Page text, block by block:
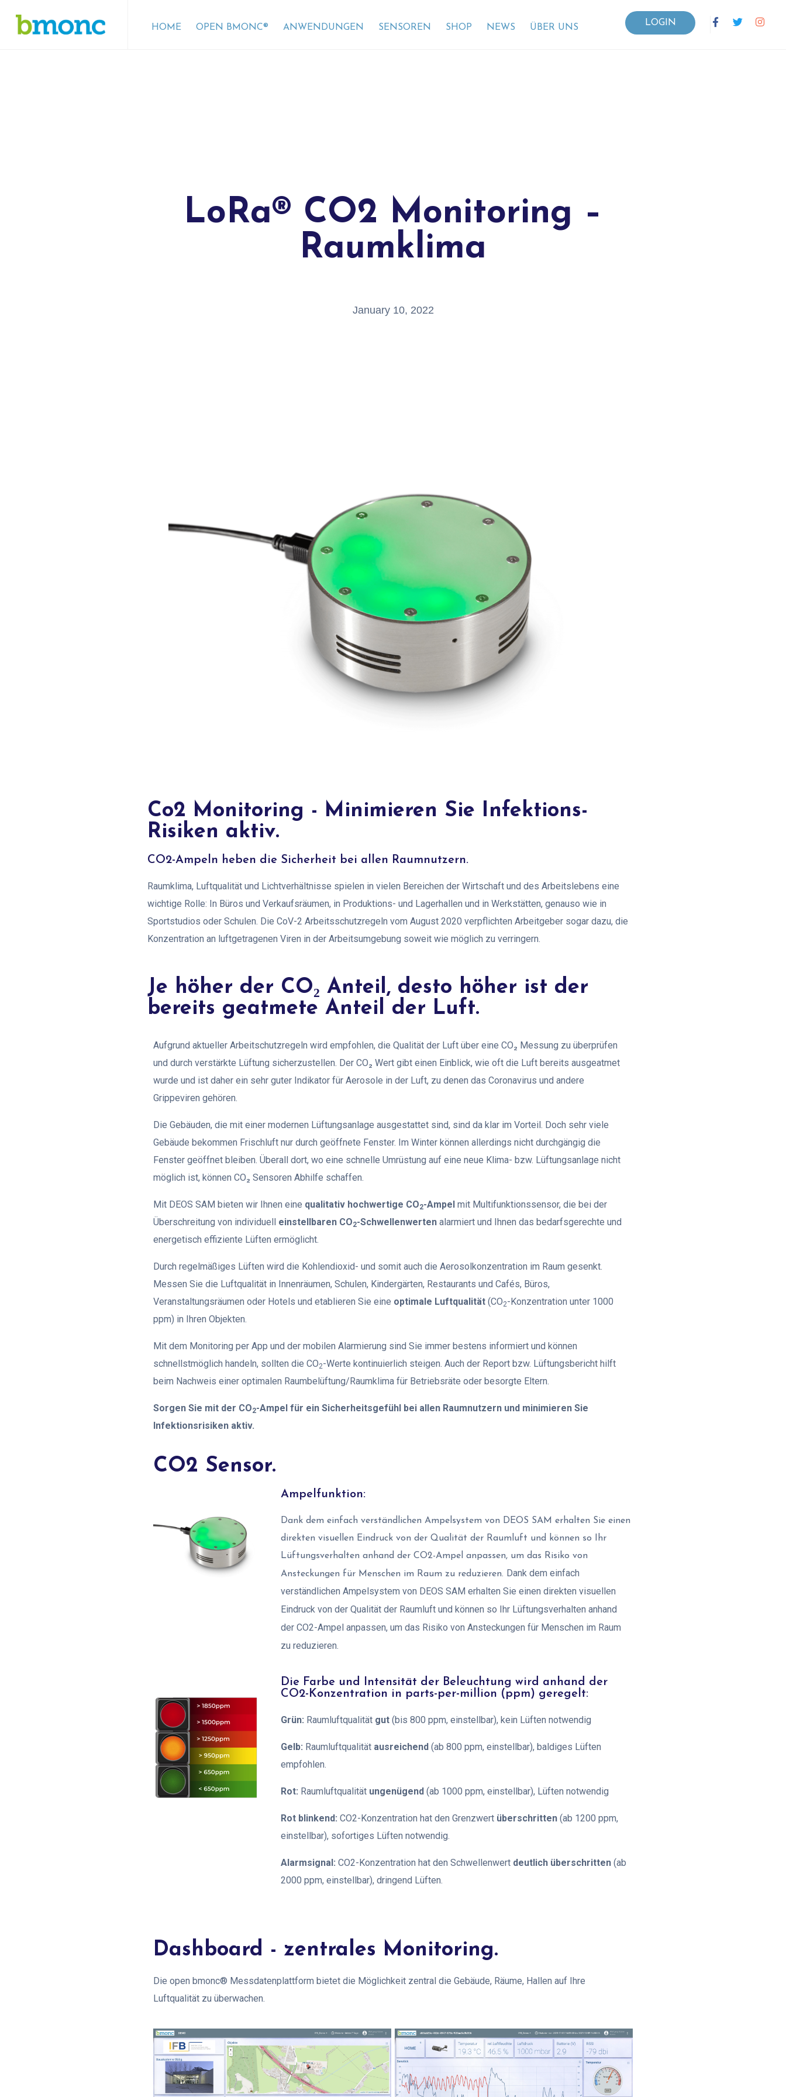
HOME OPEN BMONC® ANWENDUNGEN SENSOREN SHOP NEWS ÜBER UNS LOGIN
LoRa® CO2 Monitoring –
Raumklima
January 10, 2022
Co2 Monitoring - Minimieren Sie Infektions-
Risiken aktiv.
CO2-Ampeln heben die Sicherheit bei allen Raumnutzern.
Raumklima, Luftqualität und Lichtverhältnisse spielen in vielen Bereichen der Wirtschaft und des Arbeitslebens eine
wichtige Rolle: In Büros und Verkaufsräumen, in Produktions- und Lagerhallen und in Werkstätten, genauso wie in
Sportstudios oder Schulen. Die CoV-2 Arbeitsschutzregeln vom August 2020 verpflichten Arbeitgeber sogar dazu, die
Konzentration an luftgetragenen Viren in der Arbeitsumgebung soweit wie möglich zu verringern.
Je höher der CO₂ Anteil, desto höher ist der
bereits geatmete Anteil der Luft.
Aufgrund aktueller Arbeitschutzregeln wird empfohlen, die Qualität der Luft über eine CO₂ Messung zu überprüfen
und durch verstärkte Lüftung sicherzustellen. Der CO₂ Wert gibt einen Einblick, wie oft die Luft bereits ausgeatmet
wurde und ist daher ein sehr guter Indikator für Aerosole in der Luft, zu denen das Coronavirus und andere
Grippeviren gehören.
Die Gebäuden, die mit einer modernen Lüftungsanlage ausgestattet sind, sind da klar im Vorteil. Doch sehr viele
Gebäude bekommen Frischluft nur durch geöffnete Fenster. Im Winter können allerdings nicht durchgängig die
Fenster geöffnet bleiben. Überall dort, wo eine schnelle Umrüstung auf eine neue Klima- bzw. Lüftungsanlage nicht
möglich ist, können CO₂ Sensoren Abhilfe schaffen.
Mit DEOS SAM bieten wir Ihnen eine qualitativ hochwertige CO2-Ampel mit Multifunktionssensor, die bei der
Überschreitung von individuell einstellbaren CO2-Schwellenwerten alarmiert und Ihnen das bedarfsgerechte und
energetisch effiziente Lüften ermöglicht.
Durch regelmäßiges Lüften wird die Kohlendioxid- und somit auch die Aerosolkonzentration im Raum gesenkt.
Messen Sie die Luftqualität in Innenräumen, Schulen, Kindergärten, Restaurants und Cafés, Büros,
Veranstaltungsräumen oder Hotels und etablieren Sie eine optimale Luftqualität (CO2-Konzentration unter 1000
ppm) in Ihren Objekten.
Mit dem Monitoring per App und der mobilen Alarmierung sind Sie immer bestens informiert und können
schnellstmöglich handeln, sollten die CO2-Werte kontinuierlich steigen. Auch der Report bzw. Lüftungsbericht hilft
beim Nachweis einer optimalen Raumbelüftung/Raumklima für Betriebsräte oder besorgte Eltern.
Sorgen Sie mit der CO2-Ampel für ein Sicherheitsgefühl bei allen Raumnutzern und minimieren Sie
Infektionsrisiken aktiv.
CO2 Sensor.
Ampelfunktion:
Dank dem einfach verständlichen Ampelsystem von DEOS SAM erhalten Sie einen
direkten visuellen Eindruck von der Qualität der Raumluft und können so Ihr
Lüftungsverhalten anhand der CO2-Ampel anpassen, um das Risiko von
Ansteckungen für Menschen im Raum zu reduzieren. Dank dem einfach
verständlichen Ampelsystem von DEOS SAM erhalten Sie einen direkten visuellen
Eindruck von der Qualität der Raumluft und können so Ihr Lüftungsverhalten anhand
der CO2-Ampel anpassen, um das Risiko von Ansteckungen für Menschen im Raum
zu reduzieren.
Die Farbe und Intensität der Beleuchtung wird anhand der
CO2-Konzentration in parts-per-million (ppm) geregelt:
Grün: Raumluftqualität gut (bis 800 ppm, einstellbar), kein Lüften notwendig
Gelb: Raumluftqualität ausreichend (ab 800 ppm, einstellbar), baldiges Lüften
empfohlen.
Rot: Raumluftqualität ungenügend (ab 1000 ppm, einstellbar), Lüften notwendig
Rot blinkend:CO2-Konzentration hat den Grenzwert überschritten (ab 1200 ppm,
einstellbar), sofortiges Lüften notwendig.
Alarmsignal:CO2-Konzentration hat den Schwellenwert deutlich überschritten (ab
2000 ppm, einstellbar), dringend Lüften.
Dashboard - zentrales Monitoring.
Die open bmonc® Messdatenplattform bietet die Möglichkeit zentral die Gebäude, Räume, Hallen auf Ihre
Luftqualität zu überwachen.